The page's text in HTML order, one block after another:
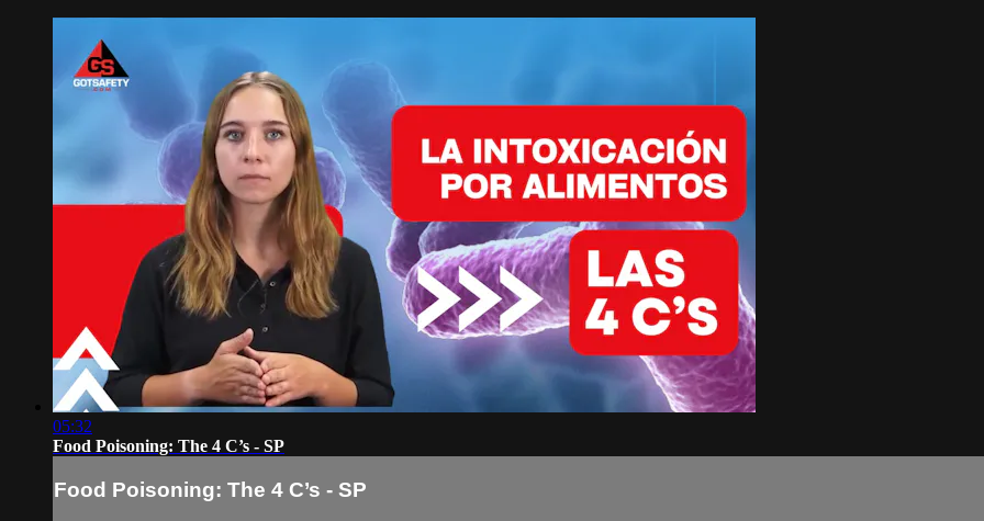
05:32
Food Poisoning: The 4 C’s - SP
Food Poisoning: The 4 C’s - SP